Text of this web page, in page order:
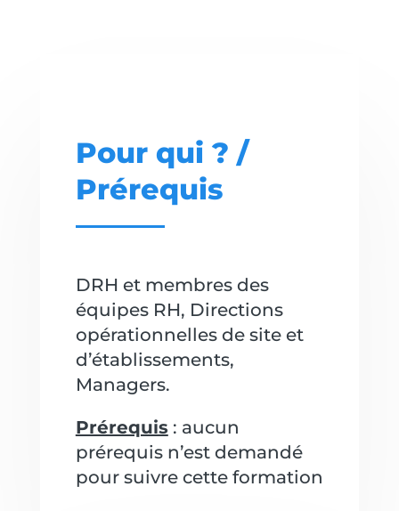
Pour qui ? /
Prérequis
DRH et membres des
équipes RH, Directions
opérationnelles de site et
d’établissements,
Managers.
Prérequis : aucun
prérequis n’est demandé
pour suivre cette formation